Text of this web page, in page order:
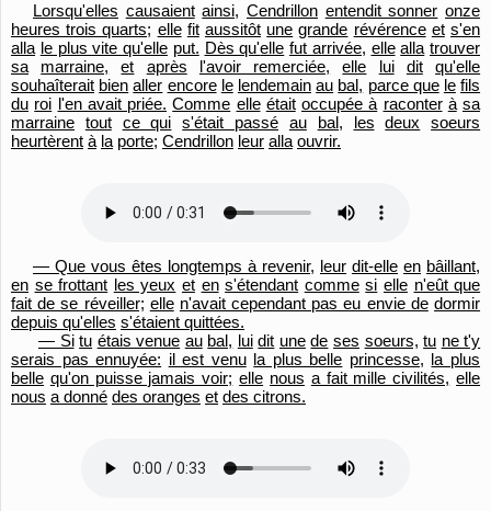
Lorsqu'elles causaient ainsi, Cendrillon entendit sonner onze
heures trois quarts; elle fit aussitôt une grande révérence et s'en
alla le plus vite qu'elle put. Dès qu'elle fut arrivée, elle alla trouver
sa
marraine, et après l'avoir remerciée, elle lui dit qu'elle
souhaîterait bien aller encore le lendemain au bal, parce que le fils
du roi l'en avait priée. Comme elle était occupée à raconter à sa
marraine tout ce qui s'était passé au bal, les deux
soeurs
heurtèrent à la porte; Cendrillon leur alla ouvrir.
— Que vous êtes longtemps à revenir, leur dit-elle en bâillant,
en se frottant les yeux et en s'étendant comme si elle n'eût que
fait de se réveiller; elle n'avait cependant pas eu envie de dormir
depuis qu'elles s'étaient quittées.
— Si tu étais venue au bal, lui dit une de ses soeurs, tu ne t'y
serais pas ennuyée: il est venu la plus belle princesse, la plus
belle qu'on puisse jamais voir; elle nous a fait mille civilités, elle
nous a donné des oranges et des citrons.